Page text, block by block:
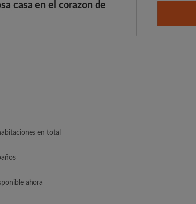
casa en el corazon de
en total
ahora